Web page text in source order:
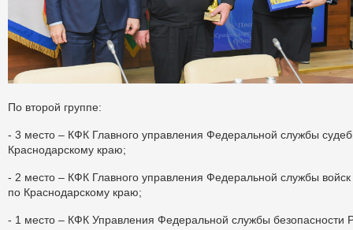
По второй группе:
- 3 место – КФК Главного управления Федеральной службы
Краснодарскому краю;
- 2 место – КФК Главного управления Федеральной службы
по Краснодарскому краю;
- 1 место – КФК Управления Федеральной службы безопасности